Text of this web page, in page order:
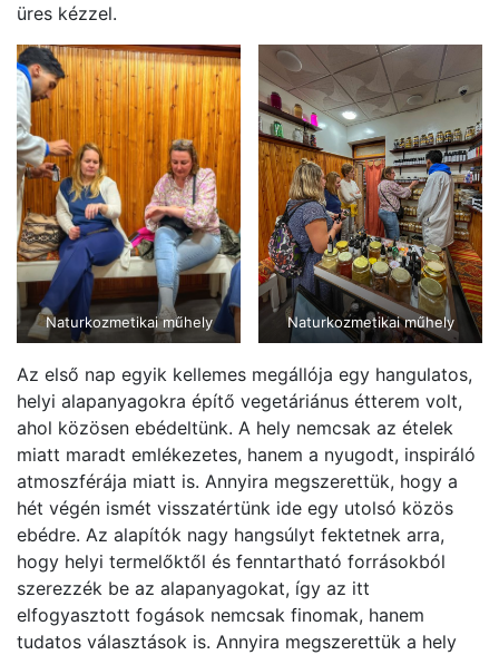
üres kézzel.
Naturkozmetikai műhely Naturkozmetikai műhely
Az első nap egyik kellemes megállója egy hangulatos,
helyi alapanyagokra építő vegetáriánus étterem volt,
ahol közösen ebédeltünk. A hely nemcsak az ételek
miatt maradt emlékezetes, hanem a nyugodt, inspiráló
atmoszférája miatt is. Annyira megszerettük, hogy a
hét végén ismét visszatértünk ide egy utolsó közös
ebédre. Az alapítók nagy hangsúlyt fektetnek arra,
hogy helyi termelőktől és fenntartható forrásokból
szerezzék be az alapanyagokat, így az itt
elfogyasztott fogások nemcsak finomak, hanem
tudatos választások is. Annyira megszerettük a hely